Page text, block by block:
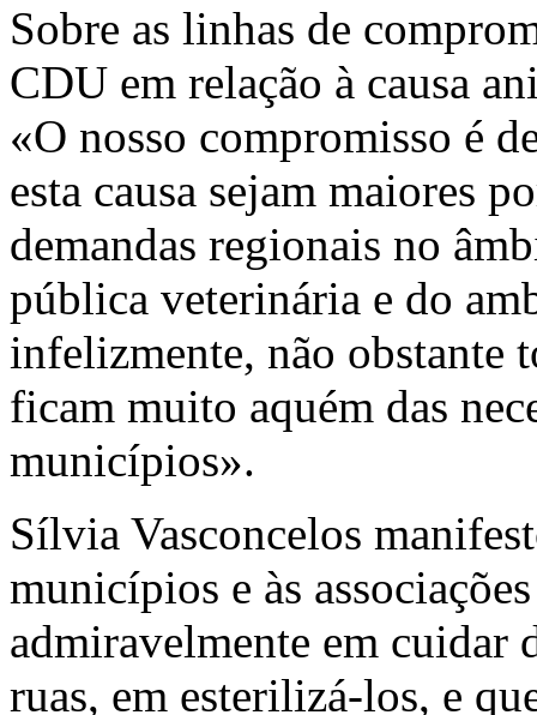
Sobre as linhas de
CDU em relação à causa
«O nosso compromisso é
esta causa sejam maiores
demandas regionais no
pública veterinária e do
infelizmente, não obstante
ficam muito aquém das
municípios».
Sílvia Vasconcelos
municípios e às
admiravelmente em cuidar
ruas, em esterilizá-los, e